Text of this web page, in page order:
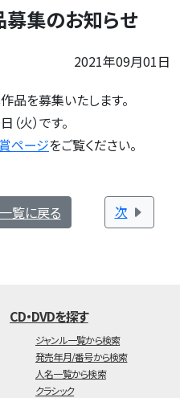
集のお知らせ
2021年09月01日
を募集いたします。
火）です。
ページをご覧ください。
覧に戻る 次
CD・DVDを探す
ジャンル一覧から検索
発売年月/番号から検索
人名一覧から検索
クラシック